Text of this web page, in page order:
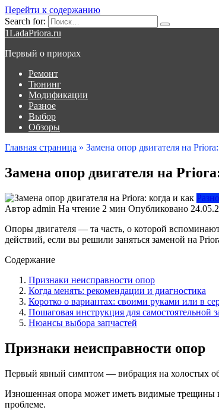
Перейти к содержанию
Search for:
1LadaPriora.ru
Первый о приорах
Ремонт
Тюнинг
Модификации
Разное
Выбор
Обзоры
Главная страница » Замена опор двигателя на
Замена опор двигателя на
Автор admin На чтение 2 мин Опубликовано
Опоры двигателя — та часть, о которой
действий, если вы решили заняться заменой на
Содержание
Признаки неисправности опор
Когда менять: рекомендации и диагностика
Коротко о вариантах: своими руками или в
Пошаговая инструкция для самостоятельной
Нюансы выбора запчастей
Признаки неисправности опор
Первый явный симптом — вибрация на холостых
Изношенная опора может иметь видимые трещины
проблеме.